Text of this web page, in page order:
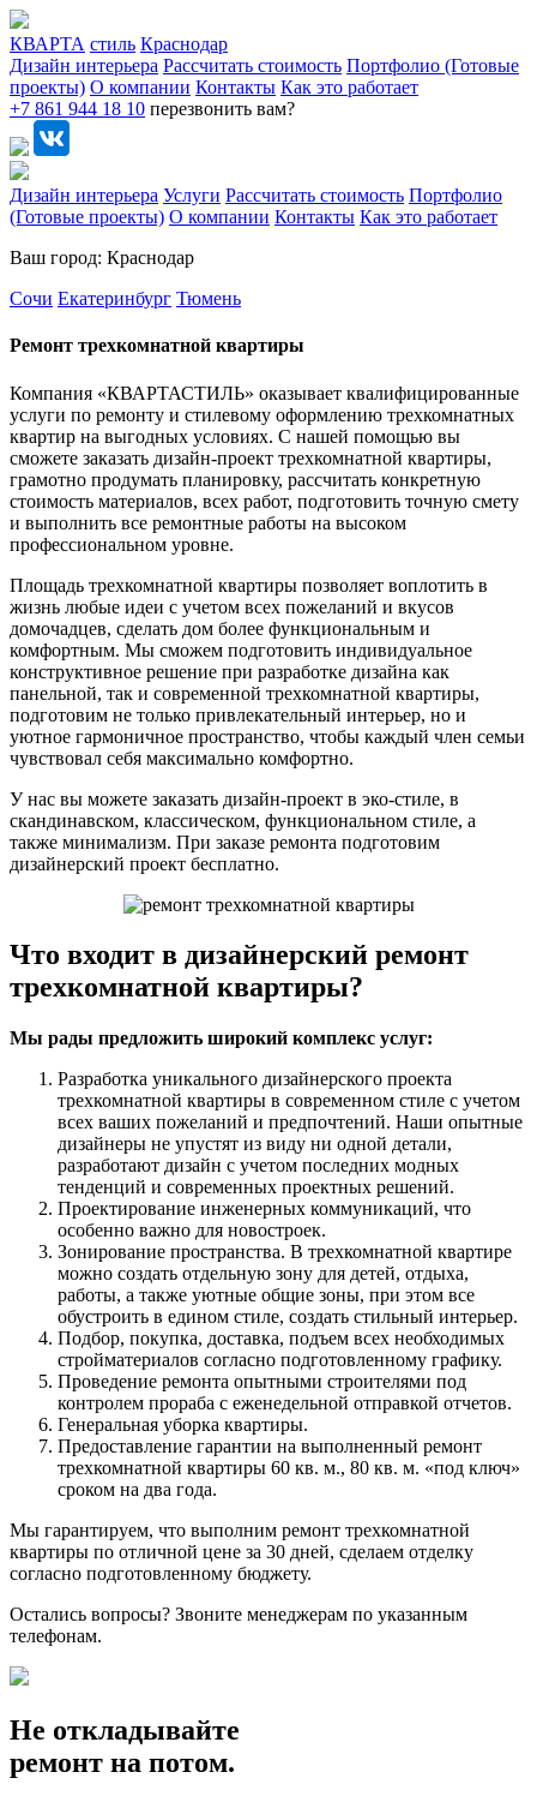
КВАРТА стиль Краснодар
Дизайн интерьера Рассчитать стоимость Портфолио (Готовые
проекты) О компании Контакты Как это работает
+7 861 944 18 10 перезвонить вам?
Дизайн интерьера Услуги Рассчитать стоимость Портфолио
(Готовые проекты) О компании Контакты Как это работает
Ваш город: Краснодар
Сочи Екатеринбург Тюмень
Ремонт трехкомнатной квартиры
Компания «КВАРТАСТИЛЬ» оказывает квалифицированные
услуги по ремонту и стилевому оформлению трехкомнатных
квартир на выгодных условиях. С нашей помощью вы
сможете заказать дизайн-проект трехкомнатной квартиры,
грамотно продумать планировку, рассчитать конкретную
стоимость материалов, всех работ, подготовить точную смету
и выполнить все ремонтные работы на высоком
профессиональном уровне.
Площадь трехкомнатной квартиры позволяет воплотить в
жизнь любые идеи с учетом всех пожеланий и вкусов
домочадцев, сделать дом более функциональным и
комфортным. Мы сможем подготовить индивидуальное
конструктивное решение при разработке дизайна как
панельной, так и современной трехкомнатной квартиры,
подготовим не только привлекательный интерьер, но и
уютное гармоничное пространство, чтобы каждый член семьи
чувствовал себя максимально комфортно.
У нас вы можете заказать дизайн-проект в эко-стиле, в
скандинавском, классическом, функциональном стиле, а
также минимализм. При заказе ремонта подготовим
дизайнерский проект бесплатно.
Что входит в дизайнерский ремонт
трехкомнатной квартиры?
Мы рады предложить широкий комплекс услуг:
Разработка уникального дизайнерского проекта
трехкомнатной квартиры в современном стиле с учетом
всех ваших пожеланий и предпочтений. Наши опытные
дизайнеры не упустят из виду ни одной детали,
разработают дизайн с учетом последних модных
тенденций и современных проектных решений.
Проектирование инженерных коммуникаций, что
особенно важно для новостроек.
Зонирование пространства. В трехкомнатной квартире
можно создать отдельную зону для детей, отдыха,
работы, а также уютные общие зоны, при этом все
обустроить в едином стиле, создать стильный интерьер.
Подбор, покупка, доставка, подъем всех необходимых
стройматериалов согласно подготовленному графику.
Проведение ремонта опытными строителями под
контролем прораба с еженедельной отправкой отчетов.
Генеральная уборка квартиры.
Предоставление гарантии на выполненный ремонт
трехкомнатной квартиры 60 кв. м., 80 кв. м. «под ключ»
сроком на два года.
Мы гарантируем, что выполним ремонт трехкомнатной
квартиры по отличной цене за 30 дней, сделаем отделку
согласно подготовленному бюджету.
Остались вопросы? Звоните менеджерам по указанным
телефонам.
Не откладывайте
ремонт на потом.